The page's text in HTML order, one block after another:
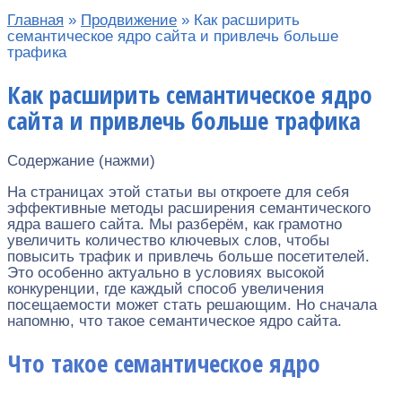
Главная » Продвижение » Как расширить
семантическое ядро сайта и привлечь больше
трафика
Как расширить семантическое ядро
сайта и привлечь больше трафика
Содержание (нажми)
На страницах этой статьи вы откроете для себя
эффективные методы расширения семантического
ядра вашего сайта. Мы разберём, как грамотно
увеличить количество ключевых слов, чтобы
повысить трафик и привлечь больше посетителей.
Это особенно актуально в условиях высокой
конкуренции, где каждый способ увеличения
посещаемости может стать решающим. Но сначала
напомню, что такое семантическое ядро сайта.
Что такое семантическое ядро